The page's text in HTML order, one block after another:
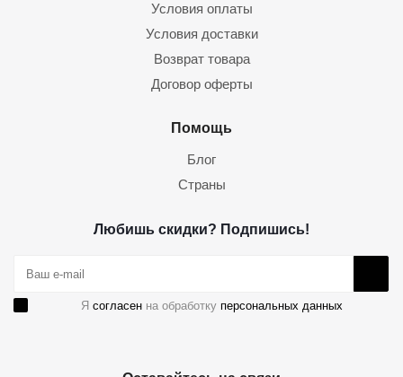
Условия оплаты
Условия доставки
Возврат товара
Договор оферты
Помощь
Блог
Страны
Любишь скидки? Подпишись!
Я согласен на обработку персональных данных